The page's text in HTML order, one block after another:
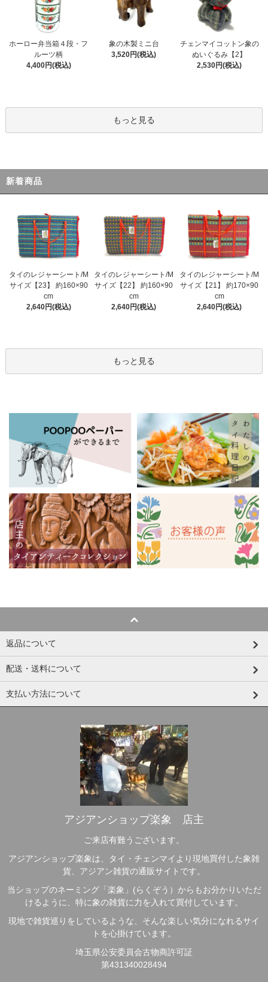
ホーロー弁当箱４段・フ
ルーツ柄
4,400円(税込)
象の木製ミニ台
3,520円(税込)
チェンマイコットン象の
ぬいぐるみ【2】
2,530円(税込)
もっと見る
新着商品
タイのレジャーシート/M
サイズ【23】 約160×90
cm
2,640円(税込)
タイのレジャーシート/M
サイズ【22】 約160×90
cm
2,640円(税込)
タイのレジャーシート/M
サイズ【21】 約170×90
cm
2,640円(税込)
もっと見る
返品について
配送・送料について
支払い方法について
アジアンショップ楽象 店主
ご来店有難うございます。
アジアンショップ楽象は、タイ・チェンマイより現地買付した象雑
貨、アジアン雑貨の通販サイトです。
当ショップのネーミング「楽象」(らくぞう）からもお分かりいただ
けるように、特に象の雑貨に力を入れて買付しています。
現地で雑貨巡りをしているような、そんな楽しい気分になれるサイ
トを心掛けています。
埼玉県公安委員会古物商許可証
第431340028494